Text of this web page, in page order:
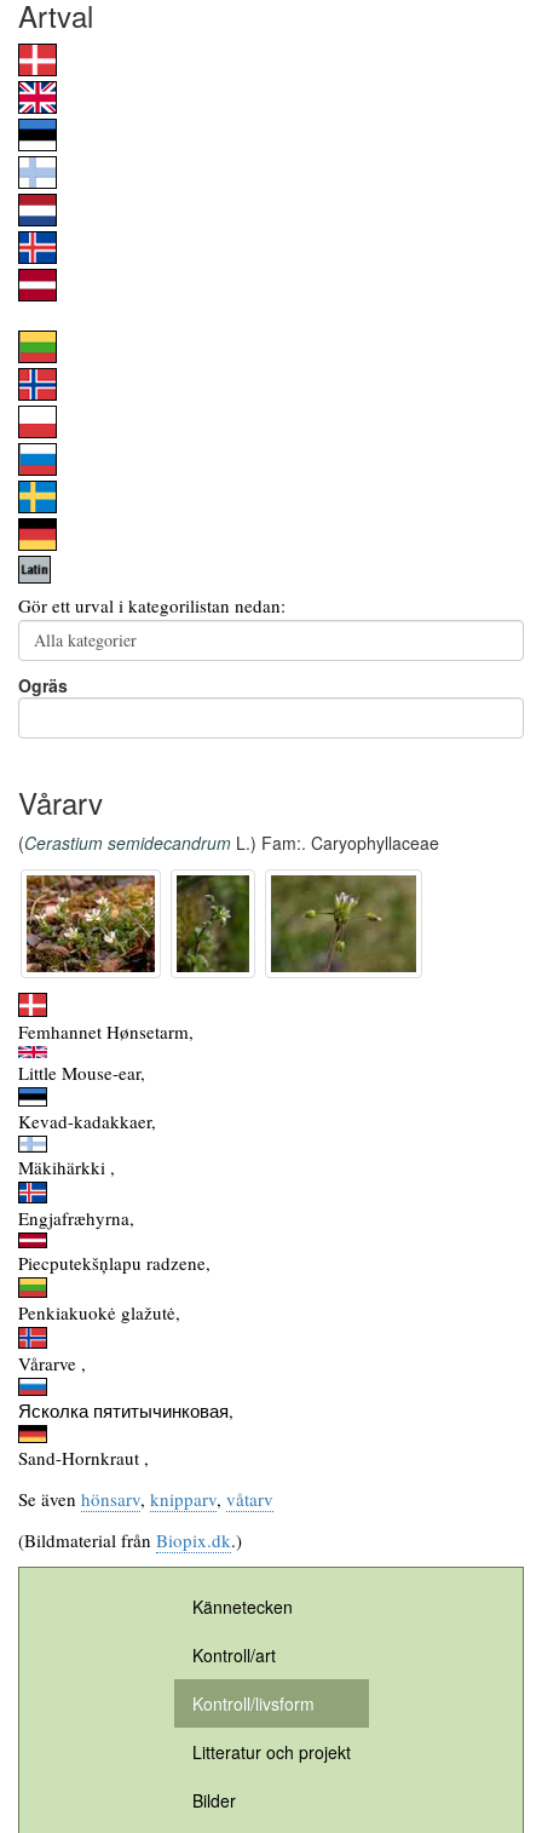
Artval
Gör ett urval i kategorilistan nedan:
Ogräs
Vårarv
(Cerastium semidecandrum L.) Fam:. Caryophyllaceae
Femhannet Hønsetarm,
Little Mouse-ear,
Kevad-kadakkaer,
Mäkihärkki ,
Engjafræhyrna,
Piecputekšņlapu radzene,
Penkiakuokė glažutė,
Vårarve ,
Ясколка пятитычинковая,
Sand-Hornkraut ,
Se även hönsarv, knipparv, våtarv
(Bildmaterial från Biopix.dk.)
Kännetecken
Kontroll/art
Kontroll/livsform
Litteratur och projekt
Bilder